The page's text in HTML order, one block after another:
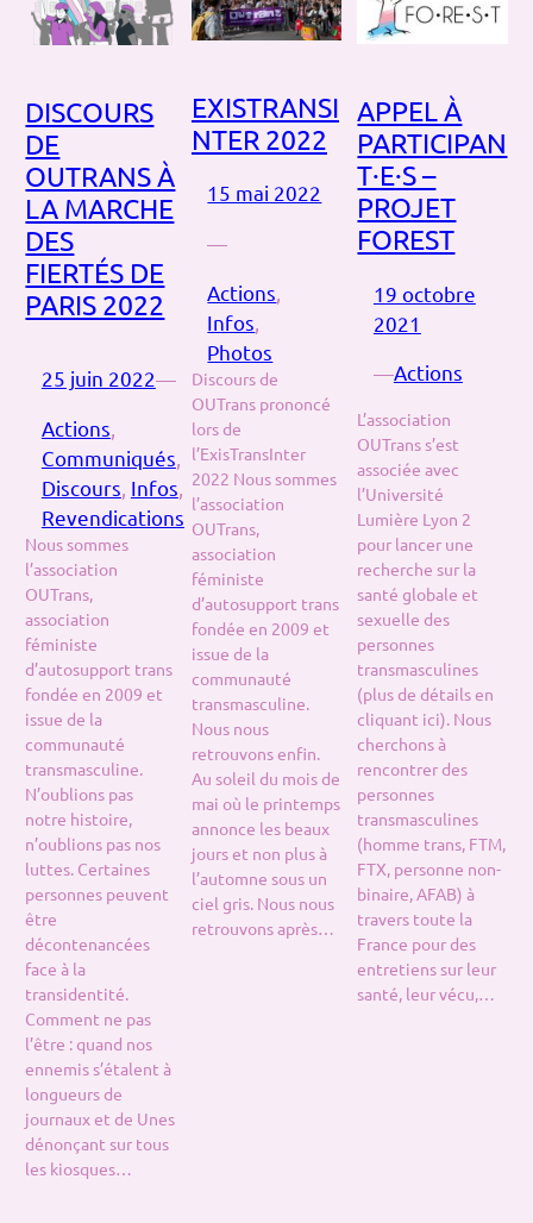
DISCOURS
DE
OUTRANS À
LA MARCHE
DES
FIERTÉS DE
PARIS 2022
25 juin 2022—
Actions
Communiqués
Discours Infos
Revendications
Nous sommes
l’association
OUTrans,
association
féministe
d’autosupport trans
fondée en 2009 et
issue de la
communauté
transmasculine.
N’oublions pas
notre histoire,
n’oublions pas nos
luttes. Certaines
personnes peuvent
être
décontenancées
face à la
transidentité.
Comment ne pas
l’être : quand nos
ennemis s’étalent à
longueurs de
journaux et de Unes
dénonçant sur tous
les kiosques…
EXISTRANSI
NTER 2022
15 mai 2022
—
Actions
Infos
Photos
Discours de
OUTrans prononcé
lors de
l’ExisTransInter
2022 Nous sommes
l’association
OUTrans,
association
féministe
d’autosupport trans
fondée en 2009 et
issue de la
communauté
transmasculine.
Nous nous
retrouvons enfin.
Au soleil du mois de
mai où le printemps
annonce les beaux
jours et non plus à
l’automne sous un
ciel gris. Nous nous
retrouvons après…
APPEL À
PARTICIPAN
T·E·S –
PROJET
FOREST
19 octobre
2021
—Actions
L’association
OUTrans s’est
associée avec
l’Université
Lumière Lyon 2
pour lancer une
recherche sur la
santé globale et
sexuelle des
personnes
transmasculines
(plus de détails en
cliquant ici). Nous
cherchons à
rencontrer des
personnes
transmasculines
(homme trans, FTM,
FTX, personne non-
binaire, AFAB) à
travers toute la
France pour des
entretiens sur leur
santé, leur vécu,…